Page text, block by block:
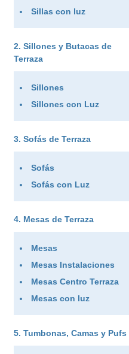
Sillas con luz
Sillones y Butacas de
Terraza
Sillones
Sillones con Luz
Sofás de Terraza
Sofás
Sofás con Luz
Mesas de Terraza
Mesas
Mesas Instalaciones
Mesas Centro Terraza
Mesas con luz
Tumbonas, Camas y Pufs